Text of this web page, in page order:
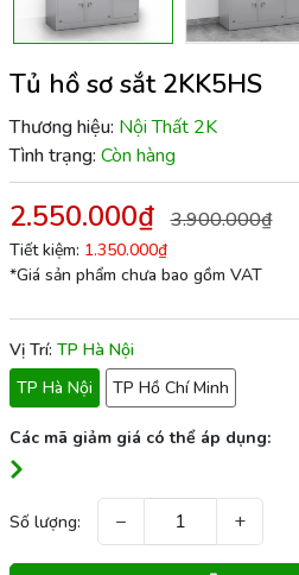
Tủ hồ sơ sắt 2KK5HS
Thương hiệu: Nội Thất 2K
Tình trạng: Còn hàng
2.550.000₫ 3.900.000₫
Tiết kiệm: 1.350.000₫
*Giá sản phẩm chưa bao gồm VAT
Vị Trí: TP Hà Nội
TP Hà Nội
TP Hồ Chí Minh
Các mã giảm giá có thể áp dụng:
Số lượng: − +